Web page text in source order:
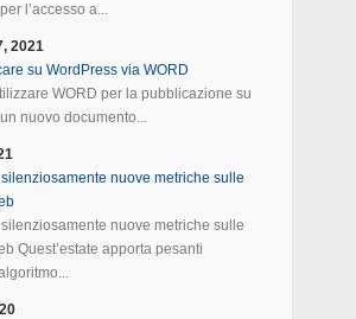
l’accesso a...
2021
su WordPress via WORD
WORD per la pubblicazione su
nuovo documento...
nuove metriche sulle
nuove metriche sulle
Quest’estate apporta pesanti